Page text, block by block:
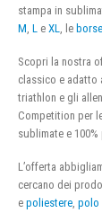
stampa in
M L e XL , le
Scopri la nostra
classico e adatto
triathlon e gli
Competition per
sublimate e
L’offerta
cercano dei
e poliestere, polo